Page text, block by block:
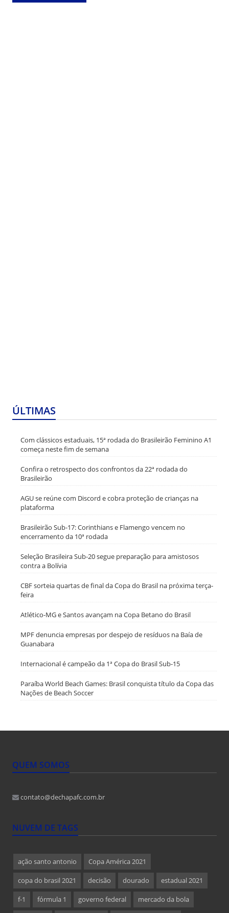
ÚLTIMAS
Com clássicos estaduais, 15ª rodada do Brasileirão Feminino A1
começa neste fim de semana
Confira o retrospecto dos confrontos da 22ª rodada do
Brasileirão
AGU se reúne com Discord e cobra proteção de crianças na
plataforma
Brasileirão Sub-17: Corinthians e Flamengo vencem no
encerramento da 10ª rodada
Seleção Brasileira Sub-20 segue preparação para amistosos
contra a Bolívia
CBF sorteia quartas de final da Copa do Brasil na próxima terça-
feira
Atlético-MG e Santos avançam na Copa Betano do Brasil
MPF denuncia empresas por despejo de resíduos na Baía de
Guanabara
Internacional é campeão da 1ª Copa do Brasil Sub-15
Paraíba World Beach Games: Brasil conquista título da Copa das
Nações de Beach Soccer
QUEM SOMOS
contato@dechapafc.com.br
NUVEM DE TAGS
ação santo antonio Copa América 2021
copa do brasil 2021 decisão dourado estadual 2021
f-1 fórmula 1 governo federal mercado da bola